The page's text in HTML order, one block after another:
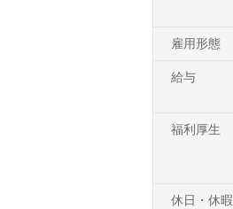
雇用形態
給与
福利厚生
休日・休暇